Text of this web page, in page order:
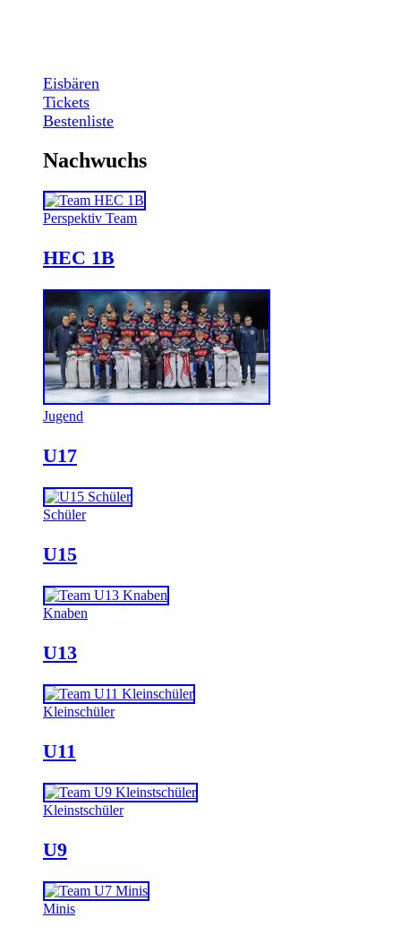
Eisbären
Tickets
Bestenliste
Nachwuchs
Perspektiv Team
HEC 1B
Jugend
U17
Schüler
U15
Knaben
U13
Kleinschüler
U11
Kleinstschüler
U9
Minis